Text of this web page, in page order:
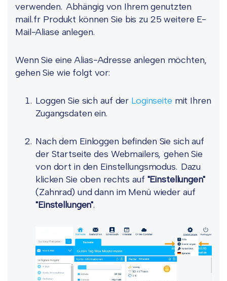
verwenden. Abhängig von Ihrem genutzten
mail.fr Produkt können Sie bis zu 25 weitere E-
Mail-Aliase anlegen.
Wenn Sie eine Alias-Adresse anlegen möchten,
gehen Sie wie folgt vor:
Loggen Sie sich auf der Loginseite mit Ihren
Zugangsdaten ein.
Nach dem Einloggen befinden Sie sich auf
der Startseite des Webmailers, gehen Sie
von dort in den Einstellungsmodus. Dazu
klicken Sie oben rechts auf "Einstellungen"
(Zahnrad) und dann im Menü wieder auf
"Einstellungen".